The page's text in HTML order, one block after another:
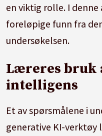
en viktig rolle. I
foreløpige funn fra
undersøkelsen.
Læreres bruk
intelligens
Et av spørsmålene i
generative KI-